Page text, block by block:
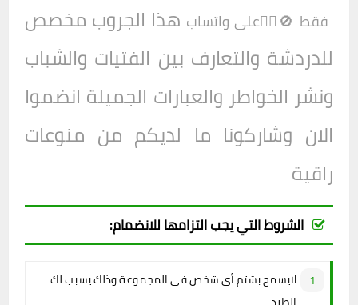
فقط 🚫❤‍🔥على واتساب هذا الجروب مخصص
للدردشة والتعارف بين الفتيات والشباب
ونشر الخواطر والعبارات الجميلة انضموا
الان وشاركونا ما لديكم من منوعات
راقية
الشروط التي يجب التزامها للانضمام:
لايسمح بشتم أي شخص في المجموعة وذلك يسبب لك